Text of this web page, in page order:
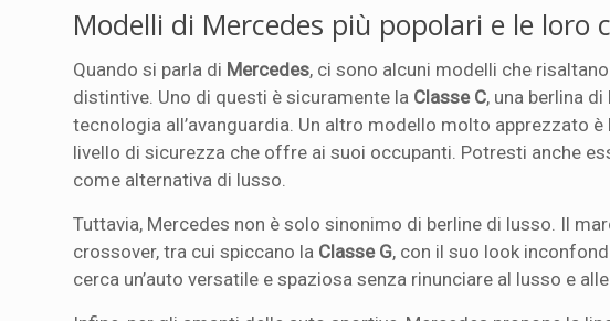
Modelli di Mercedes più popolari e le loro
Quando si parla di Mercedes, ci sono alcuni modelli che
distintive. Uno di questi è sicuramente la Classe C, una berlina
tecnologia all’avanguardia. Un altro modello molto apprezzato è
livello di sicurezza che offre ai suoi occupanti. Potresti anche
come alternativa di lusso.
Tuttavia, Mercedes non è solo sinonimo di berline di lusso. Il
crossover, tra cui spiccano la Classe G, con il suo look
cerca un’auto versatile e spaziosa senza rinunciare al lusso e